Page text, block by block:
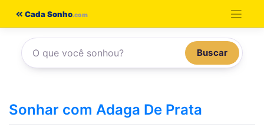
conteúdo
Cada Sonho
Buscar
Sonhar com Adaga De Prata